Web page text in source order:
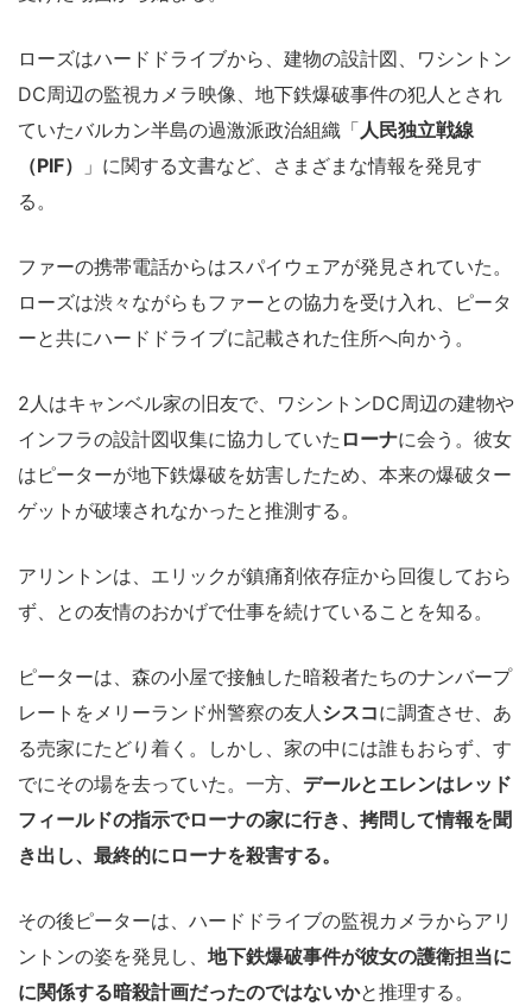
ローズはハードドライブから、建物の設計図、ワシントン
DC周辺の監視カメラ映像、地下鉄爆破事件の犯人とされ
ていたバルカン半島の過激派政治組織「人民独立戦線
（PIF）
」に関する文書など、さまざまな情報を発見す
る。
ファーの携帯電話からはスパイウェアが発見されていた。
ローズは渋々ながらもファーとの協力を受け入れ、ピータ
ーと共にハードドライブに記載された住所へ向かう。
2人はキャンベル家の旧友で、ワシントンDC周辺の建物や
インフラの設計図収集に協力していた ローナに会う。彼女
はピーターが地下鉄爆破を妨害したため、本来の爆破ター
ゲットが破壊されなかったと推測する。
アリントンは、エリックが鎮痛剤依存症から回復しておら
ず、との友情のおかげで仕事を続けていることを知る。
ピーターは、森の小屋で接触した暗殺者たちのナンバープ
レートをメリーランド州警察の友人シスコに調査させ、あ
る売家にたどり着く。しかし、家の中には誰もおらず、す
でにその場を去っていた。一方、 デールとエレンはレッド
フィールドの指示でローナの家に行き、拷問して情報を聞
き出し、最終的にローナを殺害する。
その後ピーターは、ハードドライブの監視カメラからアリ
ントンの姿を発見し、 地下鉄爆破事件が彼女の護衛担当に
に関係する暗殺計画だったのではないかと推理する。